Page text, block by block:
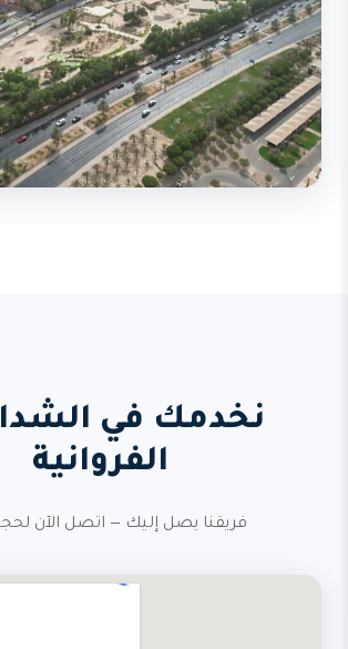
نخدمك في
الفروانية
فريقنا يصل إليك — اتصل الآن